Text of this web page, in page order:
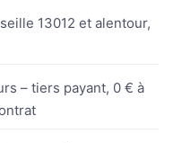
13012 et alentour,
– tiers payant, 0 € à